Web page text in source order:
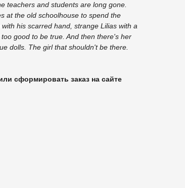
teachers and students are long gone.
at the old schoolhouse to spend the
his scarred hand, strange Lilias with a
good to be true. And then there's her
dolls. The girl that shouldn't be there.
сформировать заказ на сайте